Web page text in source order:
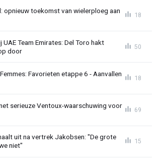
opnieuw toekomst van wielerploeg aan
18
Team Emirates: Del Toro hakt
door
50
Favorieten etappe 6 - Aanvallen
18
serieuze Ventoux-waarschuwing voor
69
uit na vertrek Jakobsen: "De grote
niet"
15